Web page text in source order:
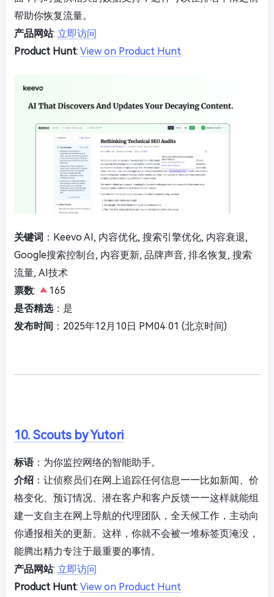
帮助你恢复流量。
产品网站: 立即访问
Product Hunt: View on Product Hunt
关键词 ：Keevo AI, 内容优化, 搜索引擎优化, 内容衰退,
Google搜索控制台, 内容更新, 品牌声音, 排名恢复, 搜索
流量, AI技术
票数:
165
是否精选：是
发布时间 ：2025年12月10日 PM04:01 (北京时间)
10. Scouts by Yutori
标语：为你监控网络的智能助手。
介绍 ：让侦察员们在网上追踪任何信息——比如新闻、价
格变化、预订情况、潜在客户和客户反馈——这样就能组
建一支自主在网上导航的代理团队，全天候工作，主动向
你通报相关的更新。这样，你就不会被一堆标签页淹没，
能腾出精力专注于最重要的事情。
产品网站: 立即访问
Product Hunt: View on Product Hunt